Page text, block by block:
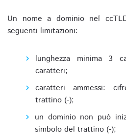
Un nome a dominio nel
seguenti limitazioni:
lunghezza minima 3
caratteri;
caratteri ammessi:
trattino (-);
un dominio non può
simbolo del trattino (-);